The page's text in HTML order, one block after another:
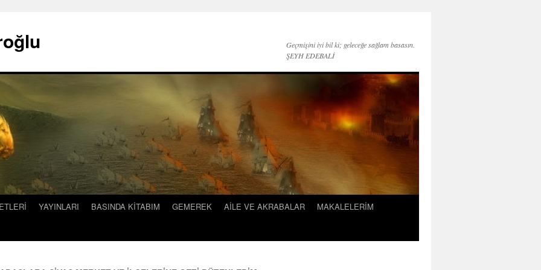
Geçmişini iyi bil ki; geleceğe sağlam basasın.
ŞEYH EDEBALİ
YAYINLARI BASINDA KİTABIM GEMEREK AİLE VE AKRABALAR
MAKALELERİM